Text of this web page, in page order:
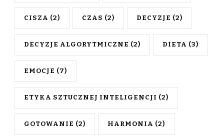
CISZA (2) CZAS (2) DECYZJE (2)
DECYZJE ALGORYTMICZNE (2) DIETA (3)
EMOCJE (7)
ETYKA SZTUCZNEJ INTELIGENCJI (2)
GOTOWANIE (2) HARMONIA (2)